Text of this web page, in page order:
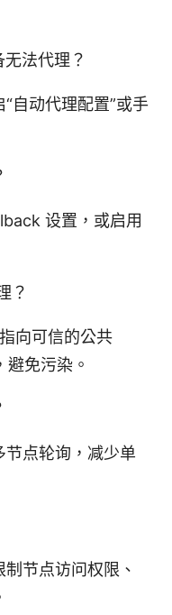
法代理？
自动代理配置”或手
设置，或启用
？
向可信的公共
避免污染。
节点轮询，减少单
节点访问权限、